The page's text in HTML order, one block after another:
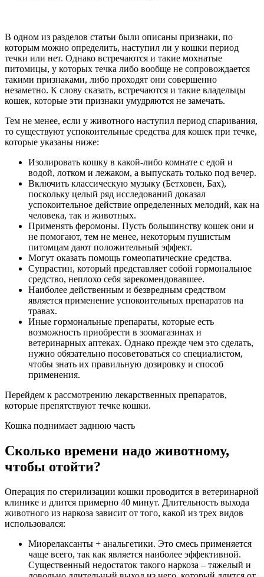
В одном из разделов статьи были описаны признаки, по
которым можно определить, наступил ли у кошки период
течки или нет. Однако встречаются и такие мохнатые
питомицы, у которых течка либо вообще не сопровождается
такими признаками, либо проходят они совершенно
незаметно. К слову сказать, встречаются и такие владельцы
кошек, которые эти признаки умудряются не замечать.
Тем не менее, если у животного наступил период спаривания,
то существуют успокоительные средства для кошек при течке,
которые указаны ниже:
Изолировать кошку в какой-либо комнате с едой и
водой, лотком и лежаком, а выпускать только под вечер.
Включить классическую музыку (Бетховен, Бах),
поскольку целый ряд исследований доказал
успокоительное действие определенных мелодий, как на
человека, так и животных.
Применять феромоны. Пусть большинству кошек они и
не помогают, тем не менее, некоторым пушистым
питомцам дают положительный эффект.
Могут оказать помощь гомеопатические средства.
Супрастин, который представляет собой гормональное
средство, неплохо себя зарекомендовавшее.
Наиболее действенным и безвредным средством
является применение успокоительных препаратов на
травах.
Иные гормональные препараты, которые есть
возможность приобрести в зоомагазинах и
ветеринарных аптеках. Однако прежде чем это сделать,
нужно обязательно посоветоваться со специалистом,
чтобы знать их правильную дозировку и способ
применения.
Перейдем к рассмотрению лекарственных препаратов,
которые препятствуют течке кошки.
Кошка поднимает заднюю часть
Сколько времени надо животному,
чтобы отойти?
Операция по стерилизации кошки проводится в ветеринарной
клинике и длится примерно 40 минут. Длительность выхода
животного из наркоза зависит от того, какой из трех видов
использовался:
Миорелаксанты + анальгетики. Это смесь применяется
чаще всего, так как является наиболее эффективной.
Существенный недостаток такого наркоза – тяжелый и